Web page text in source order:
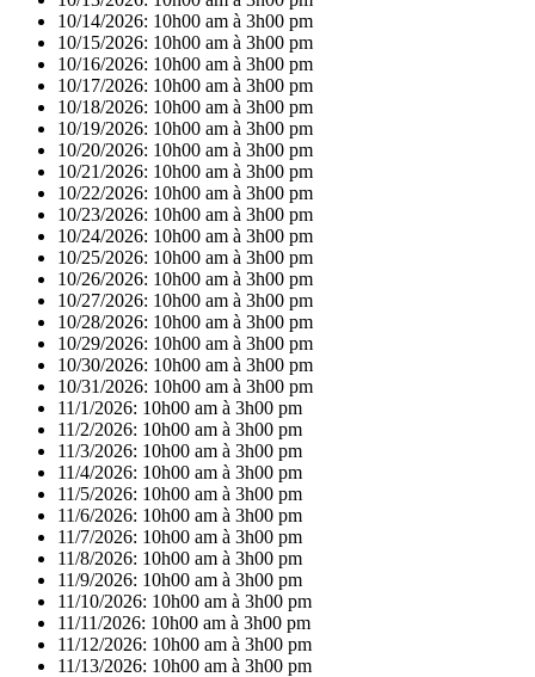
10/14/2026: 10h00 am à 3h00 pm
10/15/2026: 10h00 am à 3h00 pm
10/16/2026: 10h00 am à 3h00 pm
10/17/2026: 10h00 am à 3h00 pm
10/18/2026: 10h00 am à 3h00 pm
10/19/2026: 10h00 am à 3h00 pm
10/20/2026: 10h00 am à 3h00 pm
10/21/2026: 10h00 am à 3h00 pm
10/22/2026: 10h00 am à 3h00 pm
10/23/2026: 10h00 am à 3h00 pm
10/24/2026: 10h00 am à 3h00 pm
10/25/2026: 10h00 am à 3h00 pm
10/26/2026: 10h00 am à 3h00 pm
10/27/2026: 10h00 am à 3h00 pm
10/28/2026: 10h00 am à 3h00 pm
10/29/2026: 10h00 am à 3h00 pm
10/30/2026: 10h00 am à 3h00 pm
10/31/2026: 10h00 am à 3h00 pm
11/1/2026: 10h00 am à 3h00 pm
11/2/2026: 10h00 am à 3h00 pm
11/3/2026: 10h00 am à 3h00 pm
11/4/2026: 10h00 am à 3h00 pm
11/5/2026: 10h00 am à 3h00 pm
11/6/2026: 10h00 am à 3h00 pm
11/7/2026: 10h00 am à 3h00 pm
11/8/2026: 10h00 am à 3h00 pm
11/9/2026: 10h00 am à 3h00 pm
11/10/2026: 10h00 am à 3h00 pm
11/11/2026: 10h00 am à 3h00 pm
11/12/2026: 10h00 am à 3h00 pm
11/13/2026: 10h00 am à 3h00 pm